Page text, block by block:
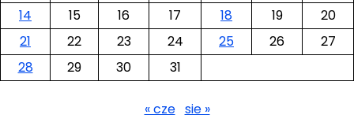
14
15 16 17 18 19
20
21
22 23 24 25 26
27
28
29 30 31
« cze sie »